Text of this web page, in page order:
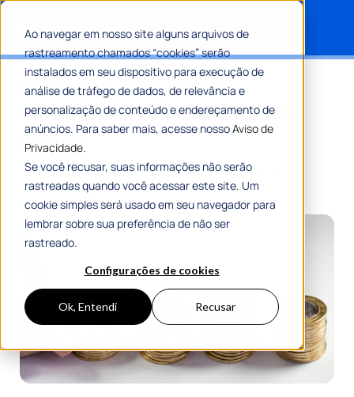
Ao navegar em nosso site alguns arquivos de
rastreamento chamados “cookies” serão
instalados em seu dispositivo para execução de
análise de tráfego de dados, de relevância e
personalização de conteúdo e endereçamento de
anúncios. Para saber mais, acesse nossoAviso de
Privacidade.
Se você recusar, suas informações não serão
rastreadas quando você acessar este site. Um
cookie simples será usado em seu navegador para
lembrar sobre sua preferência de não ser
rastreado.
Configurações de cookies
Ok, Entendi Recusar
Entenda o princípio da
anterioridade na administração
pública
Por Romulo Ribeiro Teixeira
30 Agosto 2024
7 Min De Leitura